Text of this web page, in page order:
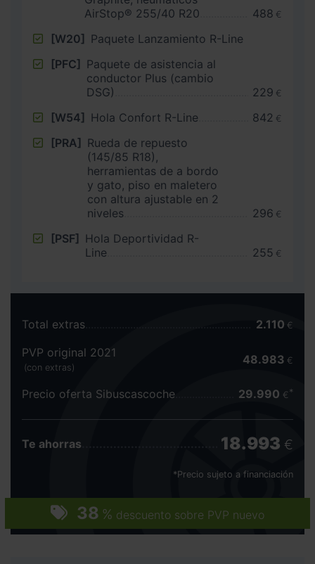
AirStop® 255/40 R20
488 €
[W20] Paquete Lanzamiento R-Line
[PFC] Paquete de asistencia al
conductor Plus (cambio
DSG)
229 €
[W54] Hola Confort R-Line 842 €
[PRA] Rueda de repuesto
(145/85 R18),
herramientas de a bordo
y gato, piso en maletero
con altura ajustable en 2
niveles
296 €
[PSF] Hola Deportividad R-
Line
255 €
38 % descuento sobre PVP nuevo
Total extras 2.110 €
PVP original 2021
(con extras)
48.983 €
Precio oferta Sibuscascoche 29.990 €
Te ahorras 18.993 €
*Precio sujeto a financiación